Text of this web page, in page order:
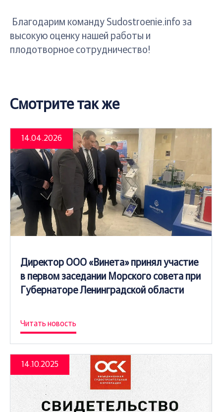
Благодарим команду Sudostroenie.info за
высокую оценку нашей работы и
плодотворное сотрудничество!
Смотрите так же
14.04.2026
Директор ООО «Винета» принял участие
в первом заседании Морского совета при
Губернаторе Ленинградской области
Читать новость
14.10.2025